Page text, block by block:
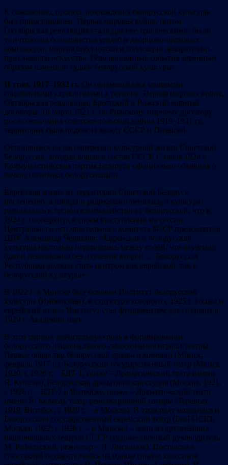
К сожалению, процесс возрождения белорусской культуры
был приостановлен. Первая мировая война, потом
Октябрьская революция стали для нее трагическими: были
уничтожены большинство усадеб и дворцово-парковых
комплексов, многие библиотеки и коллекции декоративно-
прикладного искусства. Революционные события коренным
образом изменили судьбу белорусской культуры.
II этап, 1917–1932 гг. Он ознаменовался мощными
социальными катаклизмами в регионе: Первая мировая война,
Октябрьская революция, Брестский и Рижский мирный
договоры. 18 марта 1921 г. по Рижскому мирному договору
после окончания советско-польской войны 1919–1921 гг.
территория была поделена между СССР и Польшей.
Остановимся на рассмотрении культурной жизни Советской
Белоруссии, которая вошла в состав СССР. С июля 1924 г.
Коммунистическая партия Беларуси официально объявила о
начале политики белорусизации.
Еврейская жизнь на территории Советской Беларуси
постепенно, а иногда и радикально менялась, а культура
развивалась в тесном взаимодействии с белорусской, что в
1924 г. подчеркнул в своем выступлении на сессии
Центрального исполнительного комитета БССР председатель
ЦИК Александр Червяков: «Еврейская и белорусская
культуры настолько переплелись между собой, что изучение
одной невозможно без изучение второй … Белорусская
Республика должна стать центром как еврейской, так и
белорусской культуры».
В 1922 г. в Минске был основан Институт белорусской
культуры (Инбелкульт), в структуру которого с 1925 г. вошёл и
еврейский отдел. Институт стал фундаментом для создания в
1929 г. Академии наук.
В этот период значительную роль в формировании
белорусского национального самосознания играли театры:
Первое общество белорусской драмы и комедии (Минск,
февраль 1917 г.), Белорусский государственный театр (Минск,
1920; с 1926 г. – БДТ-1; позже – Драматический театр имени
Я. Купалы), Белорусская драматическая студия (Москва, 1921;
с 1926 г. – БДТ-2 в Витебске; позже – Драматический театр
имени Я. Коласа), театр революционной сатиры (Теревсат,
1919, Витебск; с 1920 г. – в Москве). В этом ряду находился и
Белорусский государственный еврейский театр (БелГОСЕТ,
Москва, 1922; с 1926 г. – в Минске) – один из крупнейших
национальных театров СССР (художественный руководитель
М. Рафальский, режиссер – Л. Литвинов). Постановка
спектаклей осуществлялась на идише (пьесы классиков